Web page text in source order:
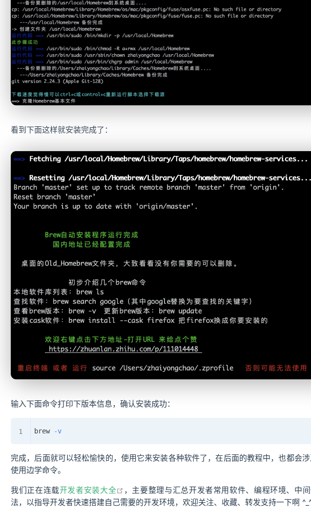
看到下面这样就安装完成了：
输入下面命令打印下版本信息，确认安装成功：
brew -v
完成，后面就可以轻松愉快的，使用它来安装各种软件了，在后面的教程中，也都会
使用边学命令。
我们正在连载开发者安装大全 open in new window
，主要整理与汇总开发者常用软件、编程环境、中
法，以指导开发者快速搭建自己需要的开发环境，欢迎关注、收藏、转发支持一下啊